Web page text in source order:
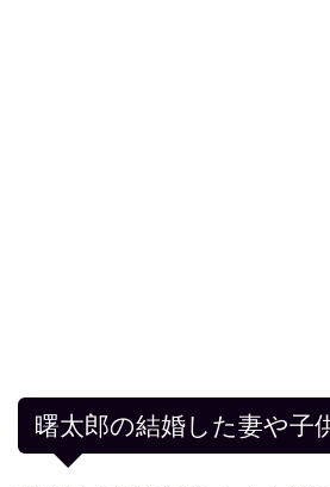
曙太郎の結婚した妻や子